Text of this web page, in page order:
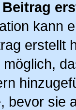
kann
erstellt
bevor sie